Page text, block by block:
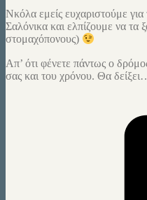
Νκόλα εμείς ευχαριστούμε
Σαλόνικα και ελπίζουμε να τα
στομαχόπονους)
Απ’ ότι φένετε πάντως ο
σας και του χρόνου. Θα